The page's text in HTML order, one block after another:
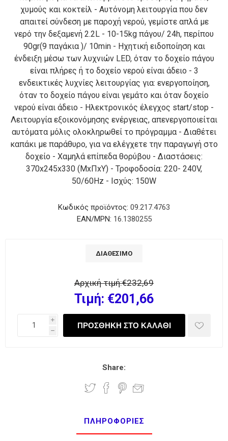
χυμούς και κοκτείλ - Αυτόνομη λειτουργία που δεν
απαιτεί σύνδεση με παροχή νερού, γεμίστε απλά με
νερό την δεξαμενή 2.2L - 10-15kg πάγου/ 24h, περίπου
90gr(9 παγάκια )/ 10min - Ηχητική ειδοποίηση και
ένδειξη μέσω των λυχνιών LΕD, όταν το δοχείο πάγου
είναι πλήρες ή το δοχείο νερού είναι άδειο - 3
ενδεικτικές λυχνίες λειτουργίας για: ενεργοποίηση,
όταν το δοχείο πάγου είναι γεμάτο και όταν δοχείο
νερού είναι άδειο - Ηλεκτρονικός έλεγχος start/stop -
Λειτουργία εξοικονόμησης ενέργειας, απενεργοποιείται
αυτόματα μόλις ολοκληρωθεί το πρόγραμμα - Διαθέτει
καπάκι με παράθυρο, για να ελέγχετε την παραγωγή στο
δοχείο - Χαμηλά επίπεδα θορύβου - Διαστάσεις:
370x245x330 (MxΠxΥ) - Τροφοδοσία: 220- 240V,
50/60Hz - Ισχύς: 150W
Κωδικός προϊόντος: 09.217.4763
EAN/MPN: 16.1380255
ΔΙΑΘΈΣΙΜΟ
Αρχική τιμή:€232,69
Τιμή: €201,66
i
h
Share:
ΠΛΗΡΟΦΟΡΊΕΣ